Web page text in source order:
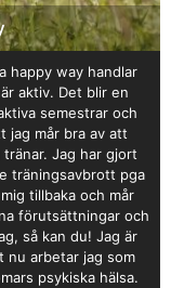
happy way handlar
aktiv. Det blir en
semestrar och
jag mår bra av att
Jag har gjort
träningsavbrott pga
tillbaka och mår
förutsättningar och
så kan du! Jag är
nu arbetar jag som
psykiska hälsa.